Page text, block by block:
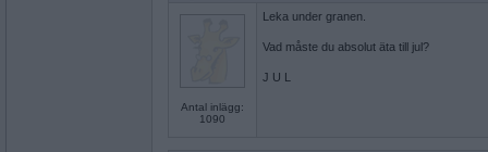
Antal inlägg:
1090
Leka under granen.
Vad måste du absolut äta till jul?
J U L